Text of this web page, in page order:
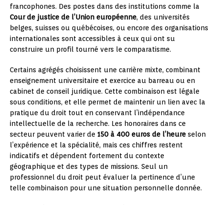
francophones. Des postes dans des institutions comme la
Cour de justice de l’Union européenne, des universités
belges, suisses ou québécoises, ou encore des organisations
internationales sont accessibles à ceux qui ont su
construire un profil tourné vers le comparatisme.
Certains agrégés choisissent une carrière mixte, combinant
enseignement universitaire et exercice au barreau ou en
cabinet de conseil juridique. Cette combinaison est légale
sous conditions, et elle permet de maintenir un lien avec la
pratique du droit tout en conservant l’indépendance
intellectuelle de la recherche. Les honoraires dans ce
secteur peuvent varier de 150 à 400 euros de l’heure selon
l’expérience et la spécialité, mais ces chiffres restent
indicatifs et dépendent fortement du contexte
géographique et des types de missions. Seul un
professionnel du droit peut évaluer la pertinence d’une
telle combinaison pour une situation personnelle donnée.